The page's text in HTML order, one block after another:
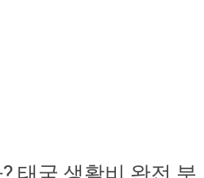
태국 생활비 완전 분